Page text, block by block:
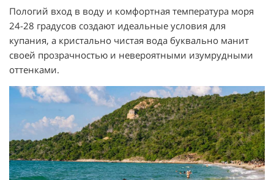
Пологий вход в воду и комфортная температура моря
24-28 градусов создают идеальные условия для
купания, а кристально чистая вода буквально манит
своей прозрачностью и невероятными изумрудными
оттенками.